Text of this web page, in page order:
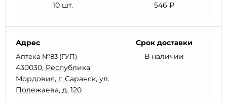
10 шт.
546 ₽
Адрес
Аптека №83 (ГУП)
430030, Республика
Мордовия, г. Саранск, ул.
Полежаева, д. 120
Срок доставки
В наличии